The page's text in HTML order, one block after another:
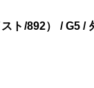
ト/892） / G5 /